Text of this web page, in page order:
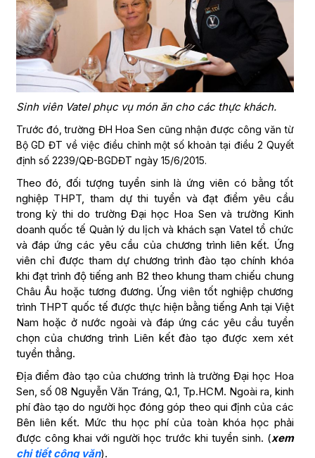
Sinh viên Vatel phục vụ món ăn cho các thực khách.
Trước đó, trường ĐH Hoa Sen cũng nhận được công văn từ
Bộ GD ĐT về việc điều chỉnh một số khoản tại điều 2 Quyết
định số 2239/QĐ-BGDĐT ngày 15/6/2015.
Theo đó, đối tượng tuyển sinh là ứng viên có bằng tốt
nghiệp THPT, tham dự thi tuyển và đạt điểm yêu cầu
trong kỳ thi do trường Đại học Hoa Sen và trường Kinh
doanh quốc tế Quản lý du lịch và khách sạn Vatel tổ chức
và đáp ứng các yêu cầu của chương trình liên kết. Ứng
viên chỉ được tham dự chương trình đào tạo chính khóa
khi đạt trình độ tiếng anh B2 theo khung tham chiếu chung
Châu Âu hoặc tương đương. Ứng viên tốt nghiệp chương
trình THPT quốc tế được thực hiện bằng tiếng Anh tại Việt
Nam hoặc ở nước ngoài và đáp ứng các yêu cầu tuyển
chọn của chương trình Liên kết đào tạo được xem xét
tuyển thẳng.
Địa điểm đào tạo của chương trình là trường Đại học Hoa
Sen, số 08 Nguyễn Văn Tráng, Q.1, Tp.HCM. Ngoài ra, kinh
phí đào tạo do người học đóng góp theo qui định của các
Bên liên kết. Mức thu học phí của toàn khóa học phải
được công khai với người học trước khi tuyển sinh. (xem
chi tiết công văn).